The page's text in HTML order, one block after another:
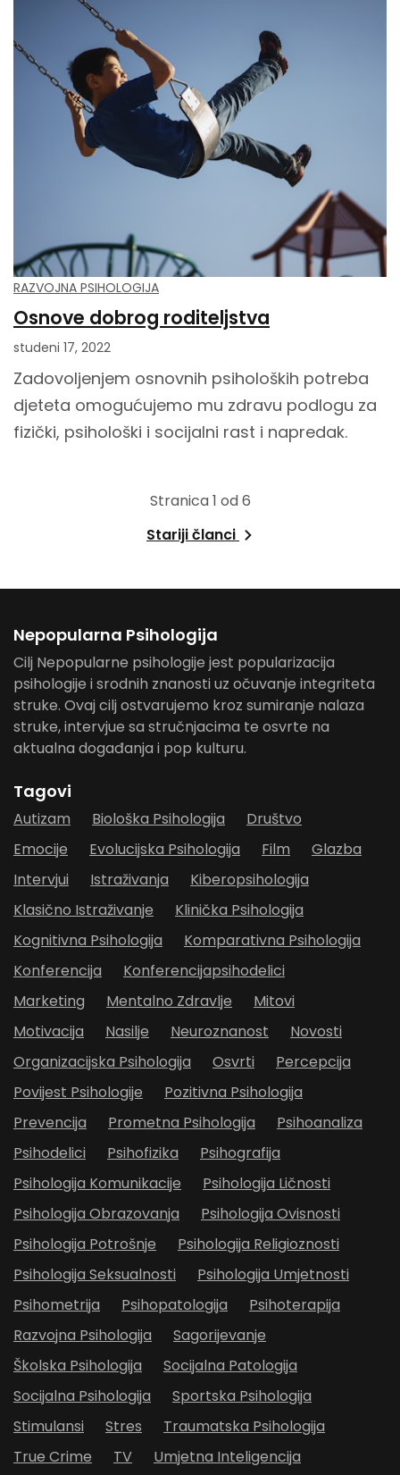
RAZVOJNA PSIHOLOGIJA
Osnove dobrog roditeljstva
studeni 17, 2022
Zadovoljenjem osnovnih psiholoških potreba
djeteta omogućujemo mu zdravu podlogu za
fizički, psihološki i socijalni rast i napredak.
Stranica 1 od 6
Stariji članci
Nepopularna Psihologija
Cilj Nepopularne psihologije jest popularizacija
psihologije i srodnih znanosti uz očuvanje integriteta
struke. Ovaj cilj ostvarujemo kroz sumiranje nalaza
struke, intervjue sa stručnjacima te osvrte na
aktualna događanja i pop kulturu.
Tagovi
Autizam Biološka Psihologija
Društvo
Emocije
Evolucijska Psihologija Film
Glazba
Intervjui
Istraživanja
Kiberopsihologija
Klasično Istraživanje
Klinička Psihologija
Kognitivna Psihologija
Komparativna Psihologija
Konferencija
Konferencijapsihodelici
Marketing
Mentalno Zdravlje
Mitovi
Motivacija
Nasilje Neuroznanost
Novosti
Organizacijska Psihologija
Osvrti
Percepcija
Povijest Psihologije
Pozitivna Psihologija
Prevencija
Prometna Psihologija
Psihoanaliza
Psihodelici
Psihofizika
Psihografija
Psihologija Komunikacije
Psihologija Ličnosti
Psihologija Obrazovanja
Psihologija Ovisnosti
Psihologija Potrošnje
Psihologija Religioznosti
Psihologija Seksualnosti
Psihologija Umjetnosti
Psihometrija
Psihopatologija
Psihoterapija
Razvojna Psihologija
Sagorijevanje
Školska Psihologija
Socijalna Patologija
Socijalna Psihologija
Sportska Psihologija
Stimulansi
Stres
Traumatska Psihologija
True Crime
TV Umjetna Inteligencija